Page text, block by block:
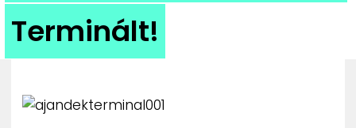
KULT
UTCA
ZENE
Terminált!